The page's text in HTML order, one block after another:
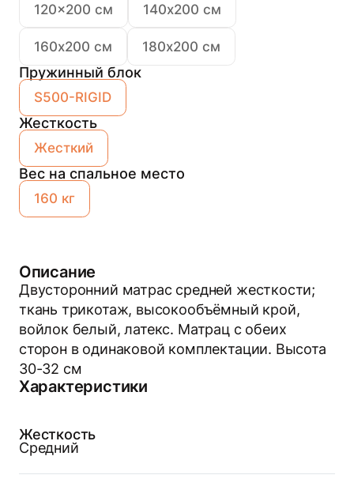
120x200 см 140х200 см
160х200 см 180х200 см
Пружинный блок
S500-RIGID
Жесткость
Жесткий
Вес на спальное место
160 кг
Описание
Двусторонний матрас средней жесткости;
ткань трикотаж, высокообъёмный крой,
войлок белый, латекс. Матрац с обеих
сторон в одинаковой комплектации. Высота
30-32 см
Характеристики
Жесткость
Средний